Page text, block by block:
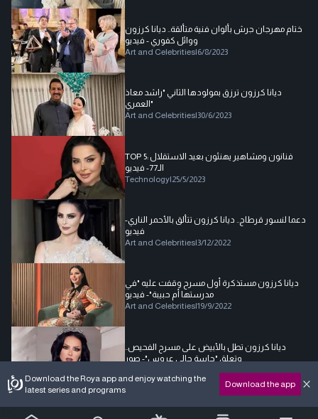
ختام مهرجان جرش بألوان فنية متألقة.. ديانا كرزون
ووائل كفوري - فيديو
Art and Celebrities|6/8/2023
ديانا كرزون ترزق بمولودها الثاني "راشد معاذ
العمري"
Art and Celebrities|30/6/2023
TOP 5: فنانون ومشاهير يهنئون بعيد الاستقلال
الـ77- فيديو
Technology|25/5/2023
دعما لنسور قرطاج.. ديانا كرزون تتألق بالأحمر الناري-
فيديو
Art and Celebrities|3/12/2022
ديانا كرزون مستذكرة أول مسرح وقفت عليه "في
مدرستها أم حبيبة"- فيديو
Art and Celebrities|19/9/2022
ديانا كرزون تطل بالأبيض على مسرح الفحيص..
وتعلق "حاسة حالي عروس"- صور
Download the Roya app and enjoy watching the
latest series and programs
Download the app